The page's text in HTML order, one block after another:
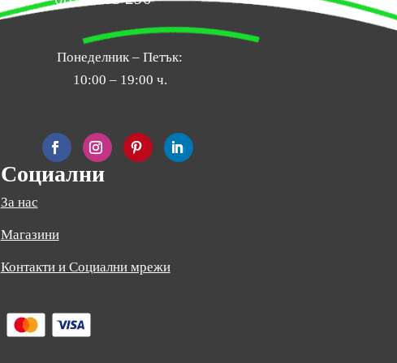
Понеделник – Петък:
10:00 – 19:00 ч.
Социални
За нас
Магазини
Контакти и Социални мрежи